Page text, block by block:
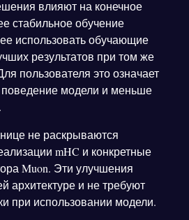
влияют на конечное
стабильное обучение
использовать обучающие
результатов при том же
пользователя это означает
модели и меньше
не раскрываются
mHC и конкретные
Muon. Эти улучшения
архитектуре и не требуют
при использовании модели.